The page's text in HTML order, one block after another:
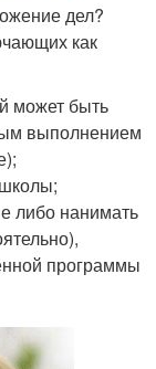
дел?
как
может быть
выполнением
либо нанимать
программы